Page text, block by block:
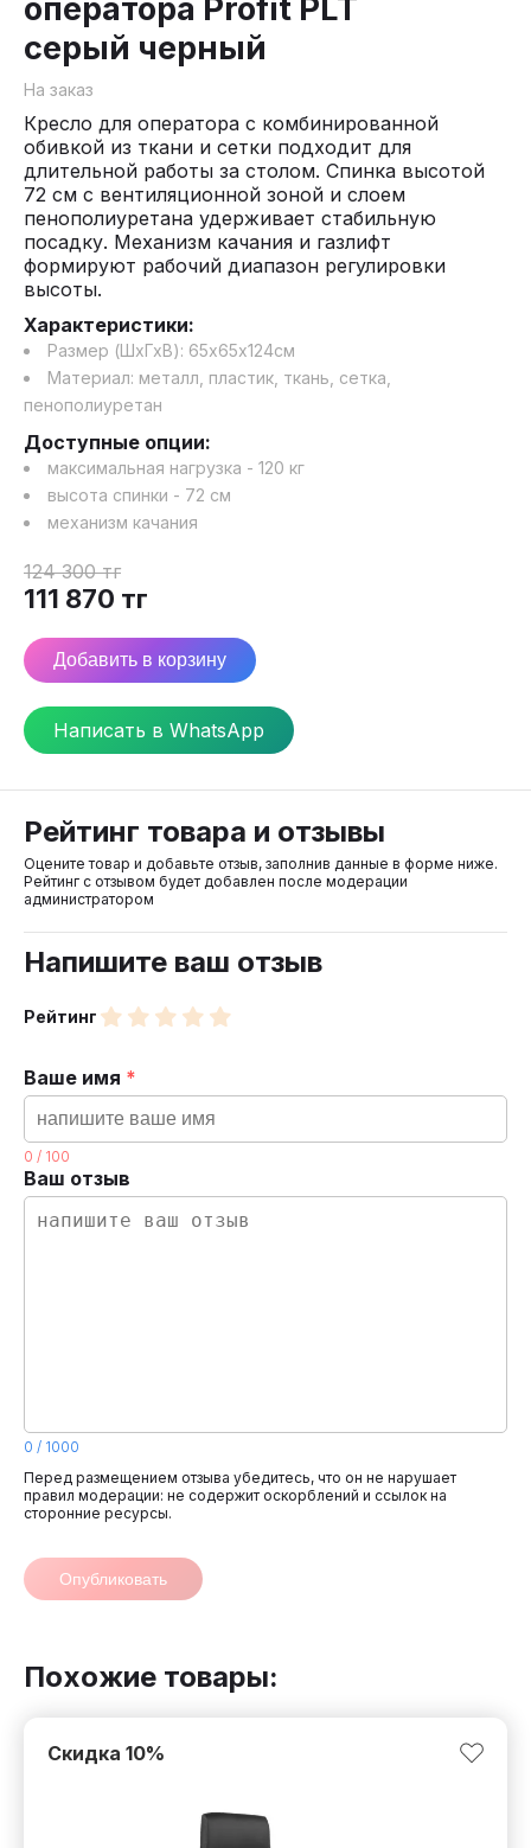
оператора Profit PLT
серый черный
На заказ
Кресло для оператора с комбинированной
обивкой из ткани и сетки подходит для
длительной работы за столом. Спинка высотой
72 см с вентиляционной зоной и слоем
пенополиуретана удерживает стабильную
посадку. Механизм качания и газлифт
формируют рабочий диапазон регулировки
высоты.
Характеристики:
Размер (ШхГхВ): 65х65х124см
Материал: металл, пластик, ткань, сетка,
пенополиуретан
Доступные опции:
максимальная нагрузка - 120 кг
высота спинки - 72 см
механизм качания
124 300тг
111 870 тг
Добавить в корзину
Написать в WhatsApp
Рейтинг товара и отзывы
Оцените товар и добавьте отзыв, заполнив данные в форме ниже.
Рейтинг с отзывом будет добавлен после модерации
администратором
Напишите ваш отзыв
Рейтинг
Ваше имя *
0 / 100
Ваш отзыв
0 / 1000
Перед размещением отзыва убедитесь, что он не нарушает
правил модерации: не содержит оскорблений и ссылок на
сторонние ресурсы.
Опубликовать
Похожие товары:
Скидка 10%